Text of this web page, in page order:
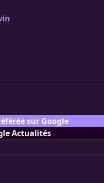
sur Google
Actualités